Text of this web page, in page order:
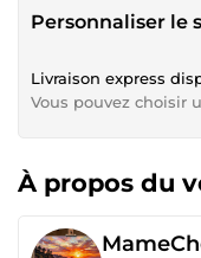
Personnaliser le
Livraison express
Vous pouvez choisir
À propos du